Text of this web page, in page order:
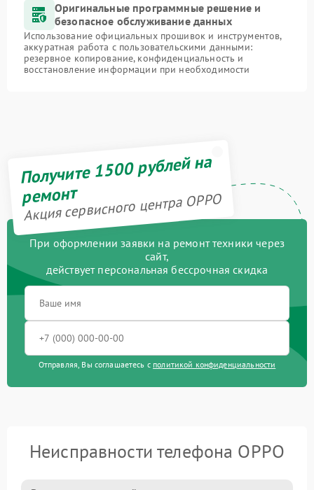
Оригинальные программные решение и
безопасное обслуживание данных
Использование официальных прошивок и инструментов,
аккуратная работа с пользовательскими данными:
резервное копирование, конфиденциальность и
восстановление информации при необходимости
Получите 1500 рублей на
ремонт
Акция сервисного центра OPPO
При оформлении заявки на ремонт техники через
сайт,
действует персональная бессрочная скидка
Отправляя, Вы соглашаетесь с политикой конфиденциальности
Неисправности телефона OPPO